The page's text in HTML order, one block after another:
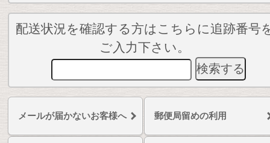
配送状況を確認する方はこちらに追跡番号
ご入力下さい。
メールが届かないお客様へ 郵便局留めの利用